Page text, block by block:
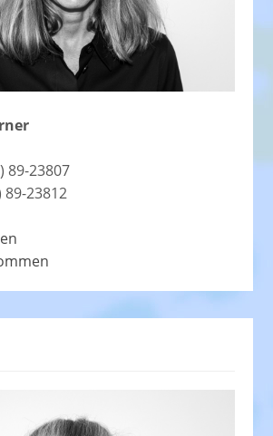
89-23807
89-23812